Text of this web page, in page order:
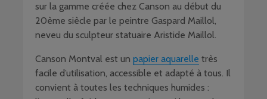
sur la gamme créée chez Canson au début du
20ème siècle par le peintre Gaspard Maillol,
neveu du sculpteur statuaire Aristide Maillol.
Canson Montval est un papier aquarelle très
facile d’utilisation, accessible et adapté à tous. Il
convient à toutes les techniques humides :